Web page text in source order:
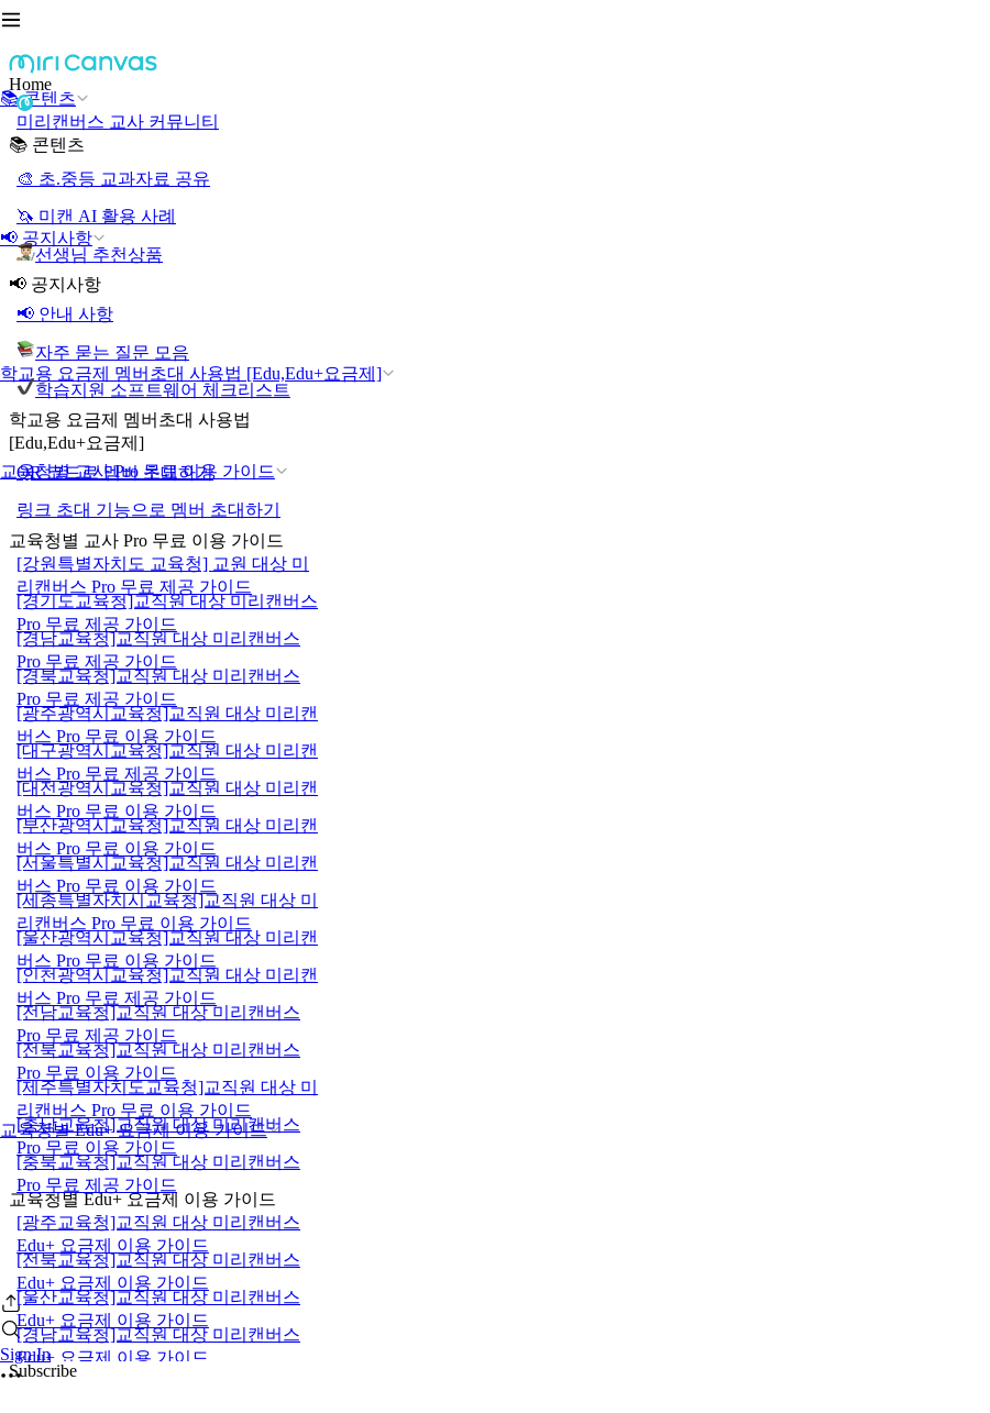
📚 콘텐츠
📢 공지사항
학교용 요금제 멤버초대 사용법 [Edu,Edu+요금제]
교육청별 교사 Pro 무료 이용 가이드
교육청별 Edu+ 요금제 이용 가이드
Sign In
Home
미리캔버스 교사 커뮤니티
📚 콘텐츠
🎨 초.중등 교과자료 공유
🦄 미캔 AI 활용 사례
선생님 추천상품
📢 공지사항
📢 안내 사항
자주 묻는 질문 모음
학습지원 소프트웨어 체크리스트
학교용 요금제 멤버초대 사용법
[Edu,Edu+요금제]
QR 코드로 멤버 초대하기
링크 초대 기능으로 멤버 초대하기
교육청별 교사 Pro 무료 이용 가이드
[강원특별자치도 교육청] 교원 대상 미
리캔버스 Pro 무료 제공 가이드
[경기도교육청]교직원 대상 미리캔버스
Pro 무료 제공 가이드
[경남교육청]교직원 대상 미리캔버스
Pro 무료 제공 가이드
[경북교육청]교직원 대상 미리캔버스
Pro 무료 제공 가이드
[광주광역시교육청]교직원 대상 미리캔
버스 Pro 무료 이용 가이드
[대구광역시교육청]교직원 대상 미리캔
버스 Pro 무료 제공 가이드
[대전광역시교육청]교직원 대상 미리캔
버스 Pro 무료 이용 가이드
[부산광역시교육청]교직원 대상 미리캔
버스 Pro 무료 이용 가이드
[서울특별시교육청]교직원 대상 미리캔
버스 Pro 무료 이용 가이드
[세종특별자치시교육청]교직원 대상 미
리캔버스 Pro 무료 이용 가이드
[울산광역시교육청]교직원 대상 미리캔
버스 Pro 무료 이용 가이드
[인천광역시교육청]교직원 대상 미리캔
버스 Pro 무료 제공 가이드
[전남교육청]교직원 대상 미리캔버스
Pro 무료 제공 가이드
[전북교육청]교직원 대상 미리캔버스
Pro 무료 이용 가이드
[제주특별자치도교육청]교직원 대상 미
리캔버스 Pro 무료 이용 가이드
[충남교육청]교직원 대상 미리캔버스
Pro 무료 이용 가이드
[충북교육청]교직원 대상 미리캔버스
Pro 무료 제공 가이드
교육청별 Edu+ 요금제 이용 가이드
[광주교육청]교직원 대상 미리캔버스
Edu+ 요금제 이용 가이드
[전북교육청]교직원 대상 미리캔버스
Edu+ 요금제 이용 가이드
[울산교육청]교직원 대상 미리캔버스
Edu+ 요금제 이용 가이드
[경남교육청]교직원 대상 미리캔버스
Edu+ 요금제 이용 가이드
Subscribe